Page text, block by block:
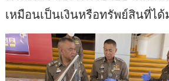
เหมือนเป็นเงินหรือทรัพย์สินที่ไ